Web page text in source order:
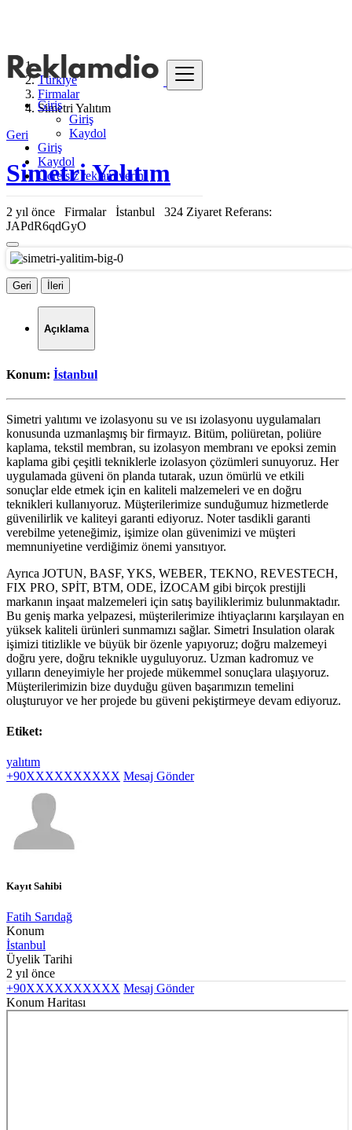
Giriş
Giriş
Kaydol
Giriş
Kaydol
Ücretsiz reklam verin
Türkiye
Firmalar
Simetri Yalıtım
Geri
Simetri Yalıtım
2 yıl önce Firmalar İstanbul 324 Ziyaret Referans:
JAPdR6qdGyO
Geri İleri
Açıklama
Konum: İstanbul
Simetri yalıtımı ve izolasyonu su ve ısı izolasyonu uygulamaları
konusunda uzmanlaşmış bir firmayız. Bitüm, poliüretan, poliüre
kaplama, tekstil membran, su izolasyon membranı ve epoksi zemin
kaplama gibi çeşitli tekniklerle izolasyon çözümleri sunuyoruz. Her
uygulamada güveni ön planda tutarak, uzun ömürlü ve etkili
sonuçlar elde etmek için en kaliteli malzemeleri ve en doğru
teknikleri kullanıyoruz. Müşterilerimize sunduğumuz hizmetlerde
güvenilirlik ve kaliteyi garanti ediyoruz. Noter tasdikli garanti
verebilme yeteneğimiz, işimize olan güvenimizi ve müşteri
memnuniyetine verdiğimiz önemi yansıtıyor.
Ayrıca JOTUN, BASF, YKS, WEBER, TEKNO, REVESTECH,
FIX PRO, SPİT, BTM, ODE, İZOCAM gibi birçok prestijli
markanın inşaat malzemeleri için satış bayiliklerimiz bulunmaktadır.
Bu geniş marka yelpazesi, müşterilerimize ihtiyaçlarını karşılayan en
yüksek kaliteli ürünleri sunmamızı sağlar. Simetri Insulation olarak
işimizi titizlikle ve büyük bir özenle yapıyoruz; doğru malzemeyi
doğru yere, doğru teknikle uyguluyoruz. Uzman kadromuz ve
yılların deneyimiyle her projede mükemmel sonuçlara ulaşıyoruz.
Müşterilerimizin bize duyduğu güven başarımızın temelini
oluşturuyor ve her projede bu güveni pekiştirmeye devam ediyoruz.
Etiket:
yalıtım
+90XXXXXXXXXX Mesaj Gönder
Kayıt Sahibi
Fatih Sarıdağ
Konum
İstanbul
Üyelik Tarihi
2 yıl önce
+90XXXXXXXXXX Mesaj Gönder
Konum Haritası